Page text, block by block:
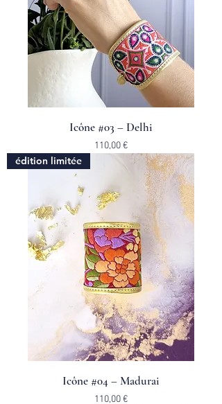
Icône #03 – Delhi
Prix
110,00 €
édition limitée
Icône #04 – Madurai
Prix
110,00 €